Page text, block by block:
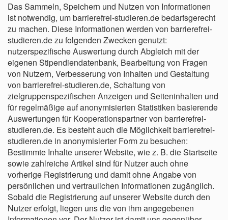
Das Sammeln, Speichern und Nutzen von Informationen
ist notwendig, um barrierefrei-studieren.de bedarfsgerecht
zu machen. Diese Informationen werden von barrierefrei-
studieren.de zu folgenden Zwecken genutzt:
nutzerspezifische Auswertung durch Abgleich mit der
eigenen Stipendiendatenbank, Bearbeitung von Fragen
von Nutzern, Verbesserung von Inhalten und Gestaltung
von barrierefrei-studieren.de, Schaltung von
zielgruppenspezifischen Anzeigen und Seiteninhalten und
für regelmäßige auf anonymisierten Statistiken basierende
Auswertungen für Kooperationspartner von barrierefrei-
studieren.de. Es besteht auch die Möglichkeit barrierefrei-
studieren.de in anonymisierter Form zu besuchen:
Bestimmte Inhalte unserer Website, wie z. B. die Startseite
sowie zahlreiche Artikel sind für Nutzer auch ohne
vorherige Registrierung und damit ohne Angabe von
persönlichen und vertraulichen Informationen zugänglich.
Sobald die Registrierung auf unserer Website durch den
Nutzer erfolgt, liegen uns die von ihm angegebenen